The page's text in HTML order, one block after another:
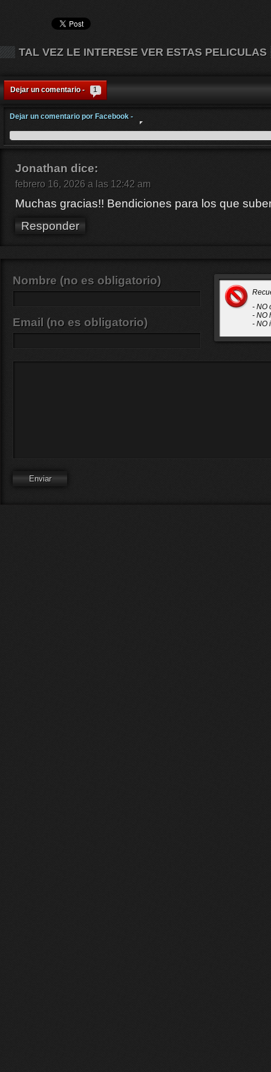
TAL VEZ LE INTERESE VER ESTAS PELICULAS
Dejar un comentario - 1
Dejar un comentario por Facebook -
Jonathan dice:
febrero 16, 2026 a las 12:42 am
Muchas gracias!! Bendiciones para los que
Responder
- NO
- NO
- NO
Nombre (no es obligatorio)
Email (no es obligatorio)